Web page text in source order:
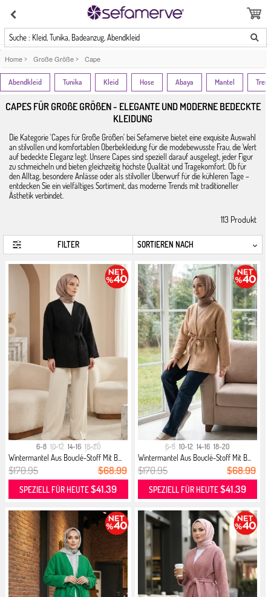
Suche : Kleid, Tunika, Badeanzug, Abendkleid
Home > Große Größe > Cape
Abendkleid Tunika Kleid Hose Abaya Mantel
CAPES FÜR GROßE GRÖßEN - ELEGANTE UND MODERNE BEDECKTE
KLEIDUNG
Die Kategorie 'Capes für Große Größen' bei Sefamerve bietet eine exquisite Auswahl
an stilvollen und komfortablen Oberbekleidung für die modebewusste Frau, die Wert
auf bedeckte Eleganz legt. Unsere Capes sind speziell darauf ausgelegt, jeder Figur
zu schmeicheln und bieten gleichzeitig höchste Qualität und Tragekomfort. Ob für
den Alltag, besondere Anlässe oder als stilvoller Überwurf für die kühleren Tage –
entdecken Sie ein vielfältiges Sortiment, das moderne Trends mit traditioneller
Ästhetik verbindet.
113 Produkt
FILTER
6-8 10-12 14-16 18-20
Wintermantel Aus Bouclé-Stoff Mit B...
$170.95 $68.99
SPEZIELL FÜR HEUTE$41.39
6-8 10-12 14-16 18-20
Wintermantel Aus Bouclé-Stoff Mit B...
$170.95 $68.99
SPEZIELL FÜR HEUTE$41.39